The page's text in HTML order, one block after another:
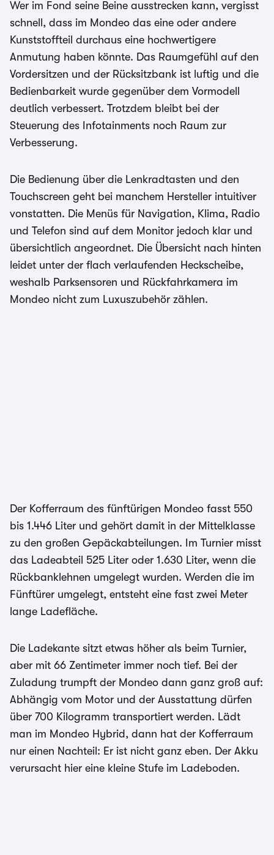
Wer im Fond seine Beine ausstrecken kann, vergisst
schnell, dass im Mondeo das eine oder andere
Kunststoffteil durchaus eine hochwertigere
Anmutung haben könnte. Das Raumgefühl auf den
Vordersitzen und der Rücksitzbank ist luftig und die
Bedienbarkeit wurde gegenüber dem Vormodell
deutlich verbessert. Trotzdem bleibt bei der
Steuerung des Infotainments noch Raum zur
Verbesserung.
Die Bedienung über die Lenkradtasten und den
Touchscreen geht bei manchem Hersteller intuitiver
vonstatten. Die Menüs für Navigation, Klima, Radio
und Telefon sind auf dem Monitor jedoch klar und
übersichtlich angeordnet. Die Übersicht nach hinten
leidet unter der flach verlaufenden Heckscheibe,
weshalb Parksensoren und Rückfahrkamera im
Mondeo nicht zum Luxuszubehör zählen.
Der Kofferraum des fünftürigen Mondeo fasst 550
bis 1.446 Liter und gehört damit in der Mittelklasse
zu den großen Gepäckabteilungen. Im Turnier misst
das Ladeabteil 525 Liter oder 1.630 Liter, wenn die
Rückbanklehnen umgelegt wurden. Werden die im
Fünftürer umgelegt, entsteht eine fast zwei Meter
lange Ladefläche.
Die Ladekante sitzt etwas höher als beim Turnier,
aber mit 66 Zentimeter immer noch tief. Bei der
Zuladung trumpft der Mondeo dann ganz groß auf:
Abhängig vom Motor und der Ausstattung dürfen
über 700 Kilogramm transportiert werden. Lädt
man im Mondeo Hybrid, dann hat der Kofferraum
nur einen Nachteil: Er ist nicht ganz eben. Der Akku
verursacht hier eine kleine Stufe im Ladeboden.